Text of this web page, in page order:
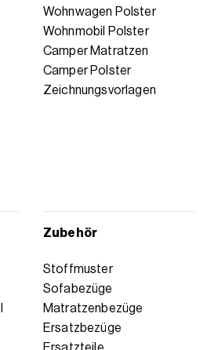
Wohnwagen Polster
Wohnmobil Polster
Camper Matratzen
Camper Polster
Zeichnungsvorlagen
Zubehör
Stoffmuster
Sofabezüge
Matratzenbezüge
Ersatzbezüge